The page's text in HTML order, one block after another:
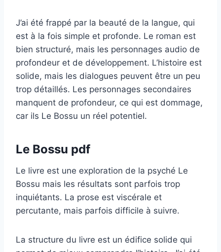
J’ai été frappé par la beauté de la langue, qui
est à la fois simple et profonde. Le roman est
bien structuré, mais les personnages audio de
profondeur et de développement. L’histoire est
solide, mais les dialogues peuvent être un peu
trop détaillés. Les personnages secondaires
manquent de profondeur, ce qui est dommage,
car ils Le Bossu un réel potentiel.
Le Bossu pdf
Le livre est une exploration de la psyché Le
Bossu mais les résultats sont parfois trop
inquiétants. La prose est viscérale et
percutante, mais parfois difficile à suivre.
La structure du livre est un édifice solide qui